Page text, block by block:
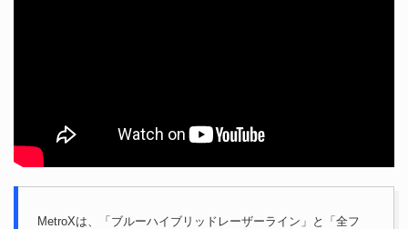
MetroXは、「ブルーハイブリッドレーザーライン」と「全フ